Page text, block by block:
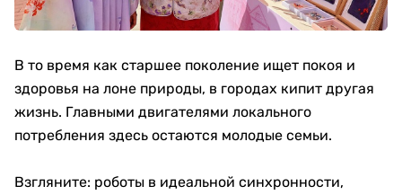
В то время как старшее поколение ищет покоя и
здоровья на лоне природы, в городах кипит другая
жизнь. Главными двигателями локального
потребления здесь остаются молодые семьи.
Взгляните: роботы в идеальной синхронности,